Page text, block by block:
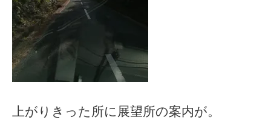
上がりきった所に展望所の案内が。